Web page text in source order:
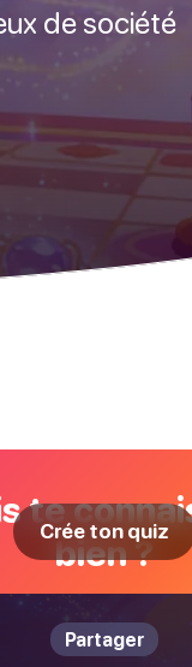
de société
te
bien ?
Crée ton quiz
Partager